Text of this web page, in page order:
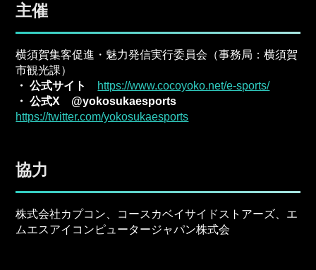
主催
横須賀集客促進・魅力発信実行委員会（事務局：横須賀
市観光課）
・ 公式サイト
https://www.cocoyoko.net/e-sports/
・ 公式X @yokosukaesports
https://twitter.com/yokosukaesports
協力
株式会社カプコン、コースカベイサイドストアーズ、エ
ムエスアイコンピュータージャパン株式会